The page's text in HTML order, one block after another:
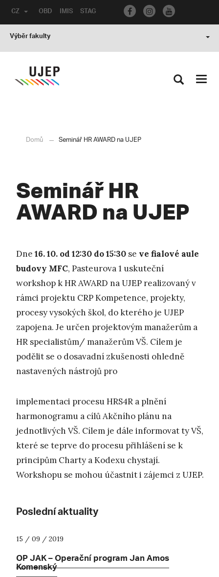
OBD IMIS STAG
CZ
Výběr fakulty
Domů Seminář HR AWARD na UJEP
Seminář HR
AWARD na UJEP
Dne 16. 10. od 12:30 do 15:30 se ve fialové aule
budovy MFC, Pasteurova 1 uskuteční
workshop k HR AWARD na UJEP realizovaný v
rámci projektu CRP Kompetence, projekty,
procesy vysokých škol, do kterého je UJEP
zapojena. Je určen projektovým manažerům a
HR specialistům/ manažerům VŠ. Cílem je
podělit se o dosavadní zkušenosti ohledně
nastavených nástrojů pro
implementaci procesu HRS4R a plnění
harmonogramu a cílů Akčního plánu na
jednotlivých VŠ. Cílem je dále informovat ty VŠ,
které se teprve do procesu přihlášení se k
principům Charty a Kodexu chystají.
Workshopu se mohou účastnit i zájemci z UJEP.
Poslední aktuality
15 / 09 / 2019
OP JAK – Operační program Jan Amos
Komenský